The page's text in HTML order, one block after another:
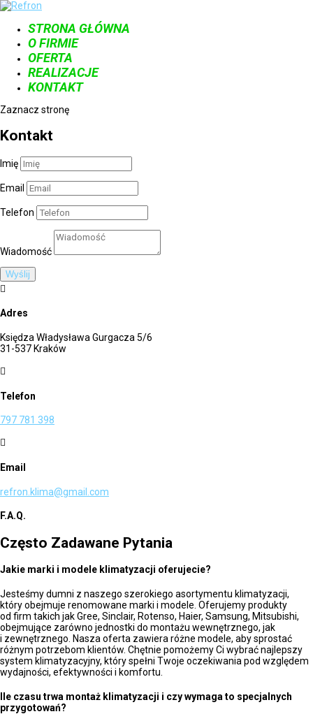
STRONA GŁÓWNA
O FIRMIE
OFERTA
REALIZACJE
KONTAKT
Zaznacz stronę
Kontakt
Imię
Email
Telefon
Wiadomość
Wyślij

Adres
Księdza Władysława Gurgacza 5/6
31-537 Kraków

Telefon
797 781 398

Email
refron.klima@gmail.com
F.A.Q.
Często Zadawane Pytania
Jakie marki i modele klimatyzacji oferujecie?
Jesteśmy dumni z naszego szerokiego asortymentu klimatyzacji,
który obejmuje renomowane marki i modele. Oferujemy produkty
od firm takich jak Gree, Sinclair, Rotenso, Haier, Samsung, Mitsubishi,
obejmujące zarówno jednostki do montażu wewnętrznego, jak
i zewnętrznego. Nasza oferta zawiera różne modele, aby sprostać
różnym potrzebom klientów. Chętnie pomożemy Ci wybrać najlepszy
system klimatyzacyjny, który spełni Twoje oczekiwania pod względem
wydajności, efektywności i komfortu.
Ile czasu trwa montaż klimatyzacji i czy wymaga to specjalnych
przygotowań?